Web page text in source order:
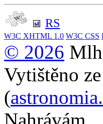
RS
W3C XHTML 1.0 W3C CSS
© 2026
Vytištěno
(
Nahrávám...